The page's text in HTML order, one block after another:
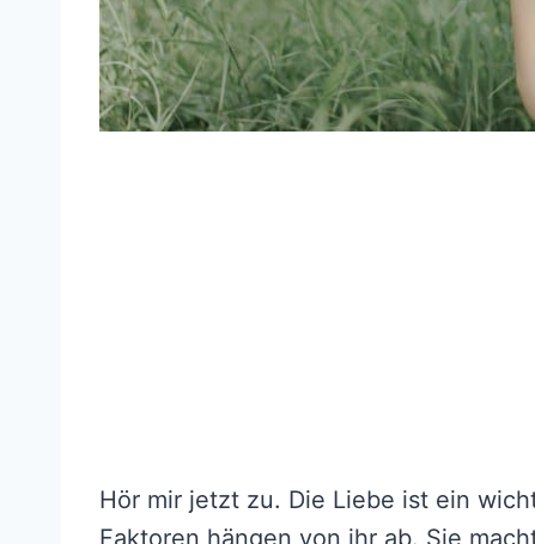
Hör mir jetzt zu. Die Liebe ist ein